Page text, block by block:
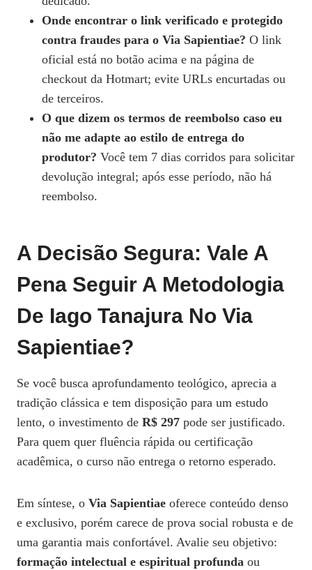
Onde encontrar o link verificado e protegido
contra fraudes para o Via Sapientiae? O link
oficial está no botão acima e na página de
checkout da Hotmart; evite URLs encurtadas ou
de terceiros.
O que dizem os termos de reembolso caso eu
não me adapte ao estilo de entrega do
produtor? Você tem 7 dias corridos para solicitar
devolução integral; após esse período, não há
reembolso.
A Decisão Segura: Vale A
Pena Seguir A Metodologia
De Iago Tanajura No Via
Sapientiae?
Se você busca aprofundamento teológico, aprecia a
tradição clássica e tem disposição para um estudo
lento, o investimento de R$ 297 pode ser justificado.
Para quem quer fluência rápida ou certificação
acadêmica, o curso não entrega o retorno esperado.
Em síntese, o Via Sapientiae oferece conteúdo denso
e exclusivo, porém carece de prova social robusta e de
uma garantia mais confortável. Avalie seu objetivo:
formação intelectual e espiritual profunda ou